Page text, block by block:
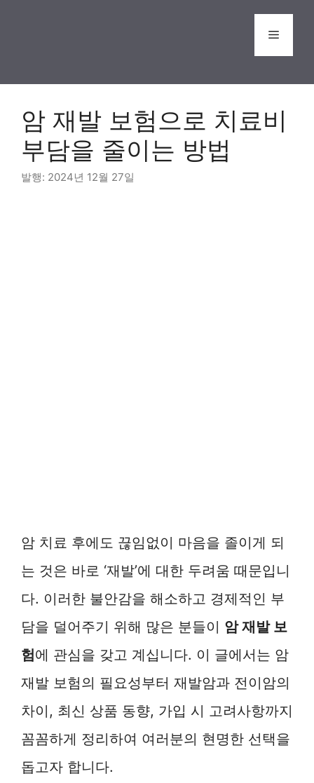
Menu
암 재발 보험으로 치료비
부담을 줄이는 방법
2024년 12월 27일
암 치료 후에도 끊임없이 마음을 졸이게 되
는 것은 바로 ‘재발’에 대한 두려움 때문입니
다. 이러한 불안감을 해소하고 경제적인 부
담을 덜어주기 위해 많은 분들이 암 재발 보
험에 관심을 갖고 계십니다. 이 글에서는 암
재발 보험의 필요성부터 재발암과 전이암의
차이, 최신 상품 동향, 가입 시 고려사항까지
꼼꼼하게 정리하여 여러분의 현명한 선택을
돕고자 합니다.